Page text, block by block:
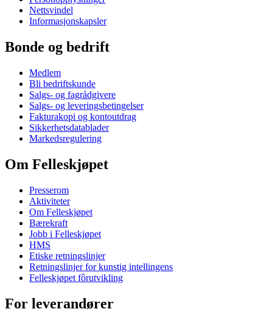
Nettsvindel
Informasjonskapsler
Bonde og bedrift
Medlem
Bli bedriftskunde
Salgs- og fagrådgivere
Salgs- og leveringsbetingelser
Fakturakopi og kontoutdrag
Sikkerhetsdatablader
Markedsregulering
Om Felleskjøpet
Presserom
Aktiviteter
Om Felleskjøpet
Bærekraft
Jobb i Felleskjøpet
HMS
Etiske retningslinjer
Retningslinjer for kunstig intellingens
Felleskjøpet fôrutvikling
For leverandører